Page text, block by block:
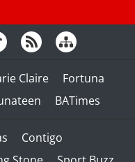
Claire
Fortuna
BATimes
Contigo